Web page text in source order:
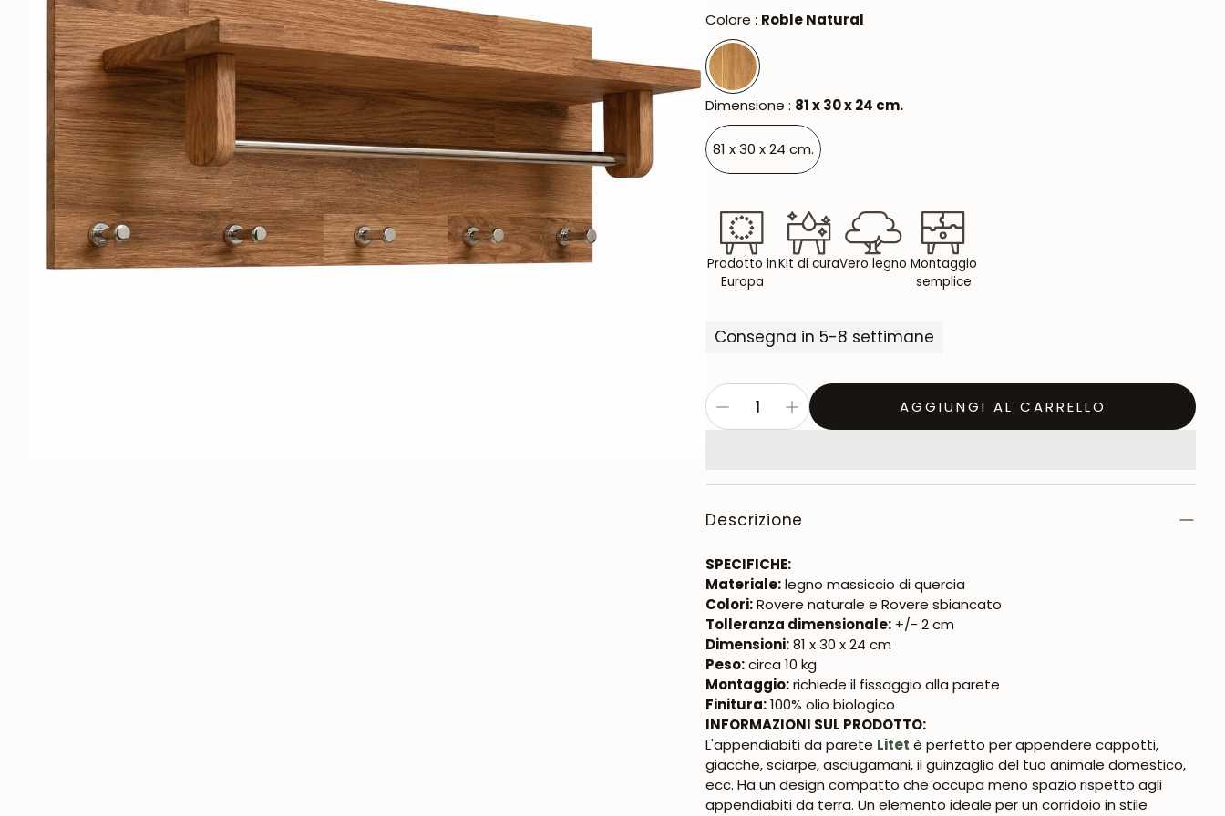
Oxford NordicStory
Mauritz NordicStory
Milan NordicStory
Moritz NordicStory
Regal NordicStory
Runa NordicStory
Mozaik LoftStory
Montenegro LoftStory
Colore : Roble Natural
Dimensione : 81 x 30 x 24 cm.
81 x 30 x 24 cm.
Prodotto in
Europa
Kit di curaVero legno Montaggio
semplice
Consegna in 5-8 settimane
AGGIUNGI AL CARRELLO
Descrizione
SPECIFICHE:
Materiale:legno massiccio di quercia
Colori:Rovere naturale e Rovere sbiancato
Tolleranza dimensionale: +/- 2 cm
Dimensioni:81 x 30 x 24 cm
Peso:circa 10 kg
Montaggio:richiede il fissaggio alla parete
Finitura:100% olio biologico
INFORMAZIONI SUL PRODOTTO:
L'appendiabiti da parete Litet è perfetto per appendere cappotti,
giacche, sciarpe, asciugamani, il guinzaglio del tuo animale domestico,
ecc. Ha un design compatto che occupa meno spazio rispetto agli
appendiabiti da terra. Un elemento ideale per un corridoio in stile